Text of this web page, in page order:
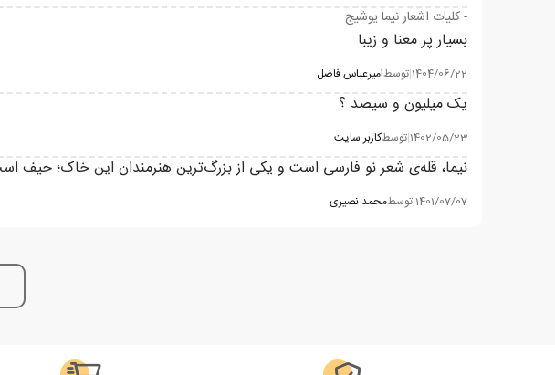
- کلیات اشعار نیما یوشیج
بسیار پر معنا و زیبا
1404/06/22
|توسطامیرعباس فاضل
یک میلیون و سیصد ؟
1402/05/23
|توسطکاربر سایت
نیما، قله‌ی شعر نو فارسی است و یکی از بزرگ‌ترین هنرمندان این خاک؛ حیف
1401/07/07
|توسطمحمد نصیری